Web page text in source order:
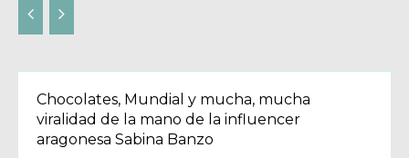
Chocolates, Mundial y mucha, mucha
viralidad de la mano de la influencer
aragonesa Sabina Banzo